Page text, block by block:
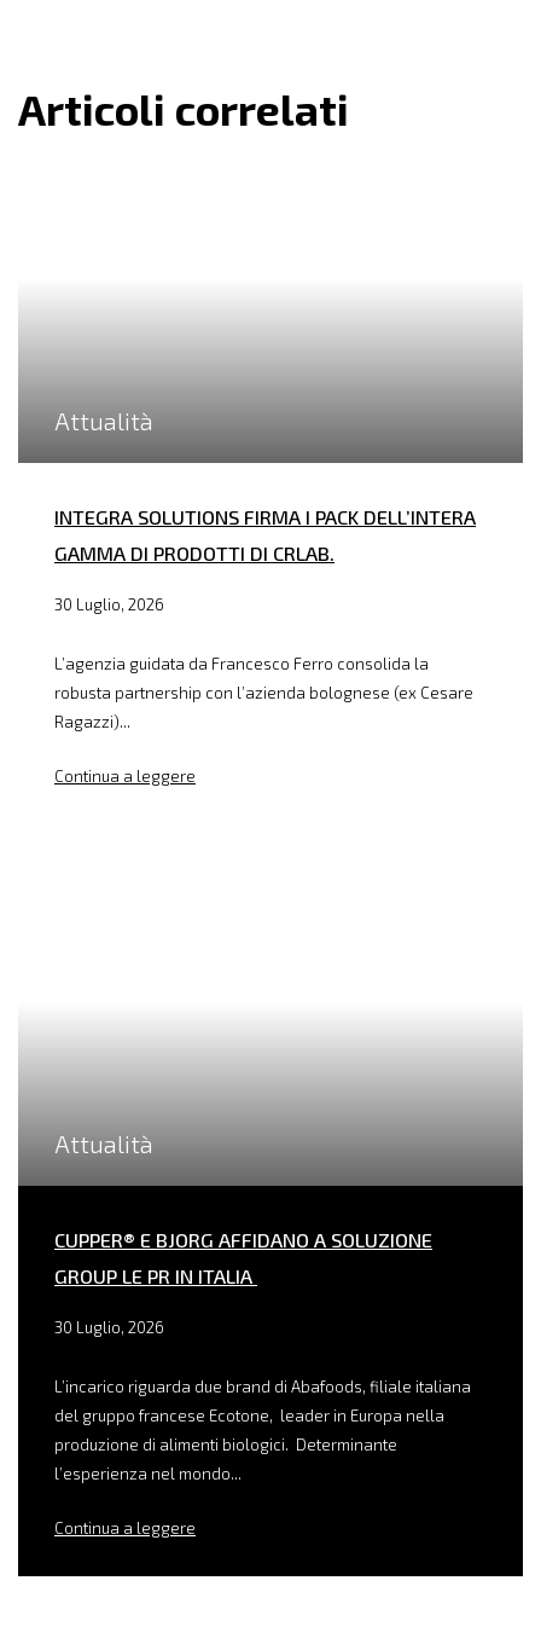
Articoli correlati
Attualità
INTEGRA SOLUTIONS FIRMA I PACK DELL’INTERA
GAMMA DI PRODOTTI DI CRLAB.
30 Luglio, 2026
L’agenzia guidata da Francesco Ferro consolida la
robusta partnership con l’azienda bolognese (ex Cesare
Ragazzi)...
Continua a leggere
Attualità
CUPPER® E BJORG AFFIDANO A SOLUZIONE
GROUP LE PR IN ITALIA
30 Luglio, 2026
L’incarico riguarda due brand di Abafoods, filiale italiana
del gruppo francese Ecotone, leader in Europa nella
produzione di alimenti biologici. Determinante
l’esperienza nel mondo...
Continua a leggere